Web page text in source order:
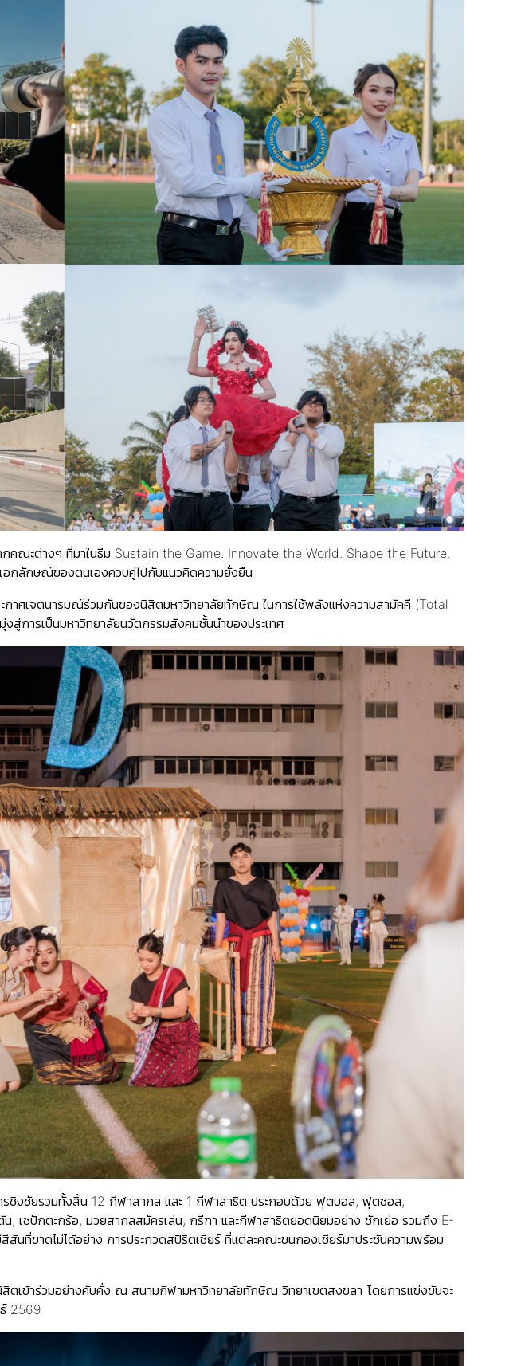
กคณะต่างๆ ที่มาในธีม Sustain the Game. Innovate the World. Shape the Future.
กลักษณ์ของตนเองควบคู่ไปกับแนวคิดความยั่งยืน
าศเจตนารมณ์ร่วมกันของนิสิตมหาวิทยาลัยทักษิณ ในการใช้พลังแห่งความสามัคคี (Total
การเป็นมหาวิทยาลัยนวัตกรรมสังคมชั้นนำของประเทศ
รชิงชัยรวมทั้งสิ้น 12 กีฬาสากล และ 1 กีฬาสาธิต ประกอบด้วย ฟุตบอล, ฟุตซอล,
, เซปักตะกร้อ, มวยสากลสมัครเล่น, กรีฑา และกีฬาสาธิตยอดนิยมอย่าง ชักเย่อ รวมถึง E-
ที่ขาดไม่ได้อย่าง การประกวดสปิริตเชียร์ ที่แต่ละคณะขนกองเชียร์มาประชันความพร้อม
ตเข้าร่วมอย่างคับคั่ง ณ สนามกีฬามหาวิทยาลัยทักษิณ วิทยาเขตสงขลา โดยการแข่งขันจะ
2569